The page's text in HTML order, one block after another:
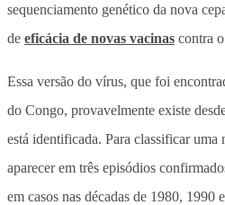
sequenciamento genético da nova
de eficácia de novas vacinas contra
Essa versão do vírus, que foi
do Congo, provavelmente existe
está identificada. Para classificar uma
aparecer em três episódios
em casos nas décadas de 1980, 1990